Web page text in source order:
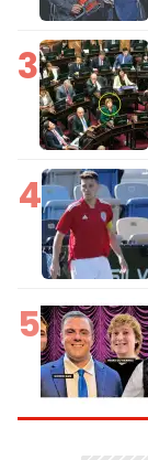
3
4
5